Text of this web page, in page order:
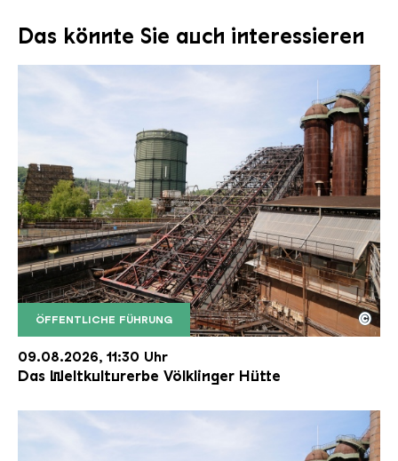
Das könnte Sie auch interessieren
ÖFFENTLICHE FÜHRUNG
Der Erzschrägaufzug der Völklinger Hütte mit
Copyright: Weltkulturerbe Völklinger Hütte | Karl
©
09.08.2026, 11:30 Uhr
Das Weltkulturerbe Völklinger Hütte